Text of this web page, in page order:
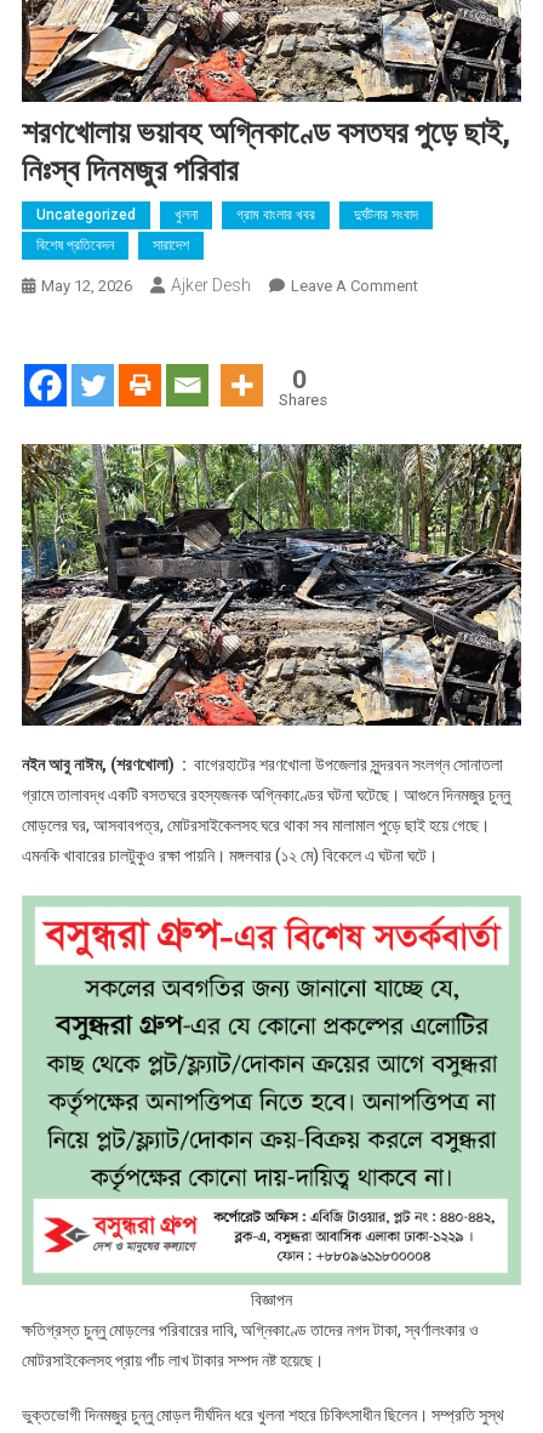
শরণখোলায় ভয়াবহ অগ্নিকাণ্ডে বসতঘর পুড়ে ছাই,
নিঃস্ব দিনমজুর পরিবার
Uncategorized খুলনা গ্রাম বাংলার খবর
দুর্ঘটনার সংবাদ
বিশেষ প্রতিবেদন
সারাদেশ
May 12, 2026 Ajker Desh Leave A CommentOn
ছাই,
নিঃস্ব
দিনমজুর
পরিবার
0
Shares
নইন আবু নাঈম, (শরণখোলা) : বাগেরহাটের শরণখোলা উপজেলার সুন্দরবন সংলগ্ন সোনাতলা
গ্রামে তালাবদ্ধ একটি বসতঘরে রহস্যজনক অগ্নিকাণ্ডের ঘটনা ঘটেছে। আগুনে দিনমজুর চুন্নু
মোড়লের ঘর, আসবাবপত্র, মোটরসাইকেলসহ ঘরে থাকা সব মালামাল পুড়ে ছাই হয়ে গেছে।
এমনকি খাবারের চালটুকুও রক্ষা পায়নি। মঙ্গলবার (১২ মে) বিকেলে এ ঘটনা ঘটে।
বিজ্ঞাপন
ক্ষতিগ্রস্ত চুন্নু মোড়লের পরিবারের দাবি, অগ্নিকাণ্ডে তাদের নগদ টাকা, স্বর্ণালংকার ও
মোটরসাইকেলসহ প্রায় পাঁচ লাখ টাকার সম্পদ নষ্ট হয়েছে।
ভুক্তভোগী দিনমজুর চুন্নু মোড়ল দীর্ঘদিন ধরে খুলনা শহরে চিকিৎসাধীন ছিলেন। সম্প্রতি সুস্থ